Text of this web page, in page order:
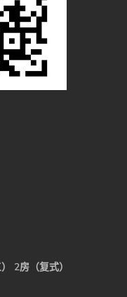
2房（复式）